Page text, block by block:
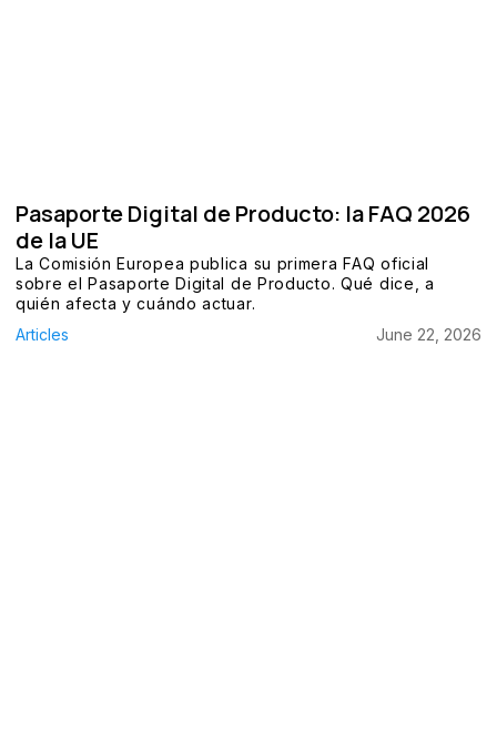
Pasaporte Digital de Producto: la FAQ 2026
de la UE
La Comisión Europea publica su primera FAQ oficial
sobre el Pasaporte Digital de Producto. Qué dice, a
quién afecta y cuándo actuar.
Articles
June 22, 2026